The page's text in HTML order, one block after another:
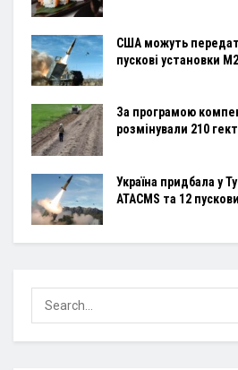
США можуть
пускові установки
За програмою
розмінували 210
Україна придбала у
ATACMS та 12